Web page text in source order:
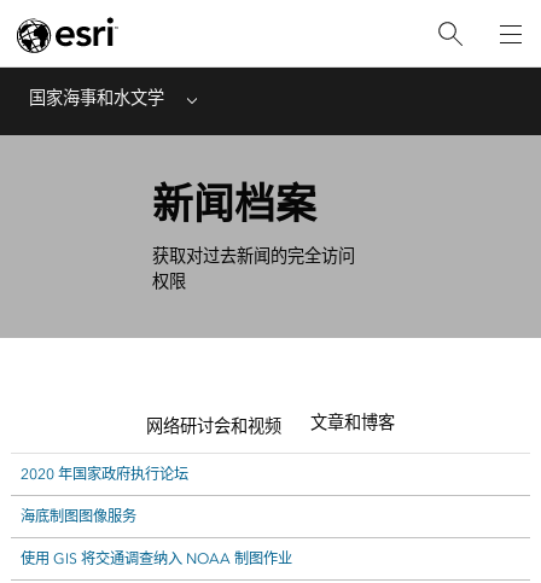
国家海事和水文学 Menu
新闻档案
获取对过去新闻的完全访问
权限
网络研讨会和视频 文章和博客
2020 年国家政府执行论坛
海底制图图像服务
使用 GIS 将交通调查纳入 NOAA 制图作业